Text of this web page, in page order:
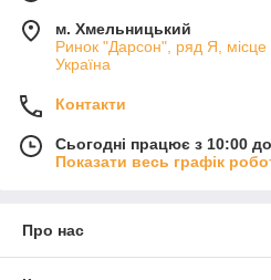
м. Хмельницький
Ринок "Дарсон", ряд Я,
Україна
Контакти
Сьогодні працює з 10:00
Показати весь графік
Про нас